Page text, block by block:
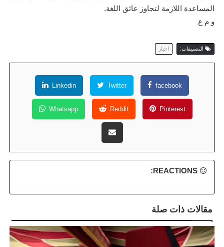
المساعدة اللازمة لتجاوز عائق اللغة.
و م ع
التصنيفات: اخبار
facebook
Twitter
Linkedin
Pinterest
Reddit
Whatsapp
REACTIONS:
مقالات ذات صلة